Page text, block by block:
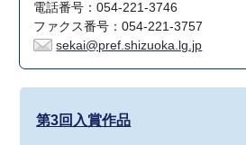
電話番号：054-221-3746
ファクス番号：054-221-3757
sekai@pref.shizuoka.lg.jp
第3回入賞作品